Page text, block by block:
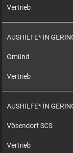
Vertrieb
AUSHILFE* IN
Gmünd
Vertrieb
AUSHILFE* IN
Vösendorf SCS
Vertrieb